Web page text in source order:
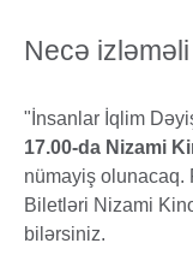
Necə izləməli
"İnsanlar İqlim
17.00-da Nizami
nümayiş olunacaq.
Biletləri Nizami
bilərsiniz.